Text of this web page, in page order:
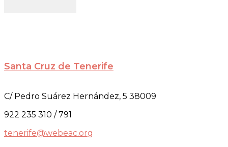
Santa Cruz de Tenerife
C/ Pedro Suárez Hernández, 5 38009
922 235 310 / 791
tenerife@webeac.org